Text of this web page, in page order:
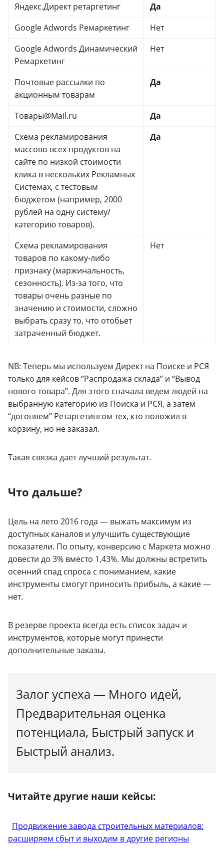
Яндекс.Директ ретаргетинг
Да
Google Adwords Ремаркетинг
Нет
Google Adwords Динамический
Ремаркетинг
Нет
Почтовые рассылки по
акционным товарам
Да
Товары@Mail.ru
Да
Схема рекламирования
массово всех продуктов на
сайте по низкой стоимости
клика в нескольких Рекламных
Системах, с тестовым
бюджетом (например, 2000
рублей на одну систему/
категорию товаров).
Да
Схема рекламирования
товаров по какому-либо
признаку (маржинальность,
сезонность). Из-за того, что
товары очень разные по
значению и стоимости, сложно
выбрать сразу то, что отобьет
затраченный бюджет.
Нет
NB: Теперь мы используем Директ на Поиске и РСЯ
только для кейсов “Распродажа склада” и “Вывод
нового товара”. Для этого сначала ведем людей на
выбранную категорию из Поиска и РСЯ, а затем
“догоняем” Ретаргетингом тех, кто положил в
корзину, но не заказал.
Такая связка дает лучший результат.
Что дальше?
Цель на лето 2016 года — выжать максимум из
доступных каналов и улучшить существующие
показатели. По опыту, конверсию с Маркета можно
довести до 3% вместо 1,43%. Мы должны встретить
осенний спад спроса с пониманием, какие
инструменты смогут приносить прибыль, а какие —
нет.
В резерве проекта всегда есть список задач и
инструментов, которые могут принести
дополнительные заказы.
Залог успеха — Много идей,
Предварительная оценка
потенциала, Быстрый запуск и
Быстрый анализ.
Читайте другие наши кейсы:
Продвижение завода строительных материалов:
расширяем сбыт и выходим в другие регионы